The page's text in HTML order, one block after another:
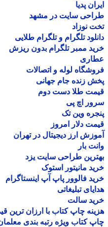
پدیا
سایت در مشهد
نوزاد
تلگرام و تلگرام طلایی
ممبر تلگرام بدون ریزش
لوله و اتصالات
زنده جام جهانی
طلا دست دوم
اچ پی
وین تک
دلار امروز
ارز دیجیتال در تهران
بار
طراحی سایت یزد
مانیتور استوک
فالوور پاپ آپ اینستاگرام
تبلیغاتی
سالت
چاپ کتاب با ارزان ترین قیمت
کتاب ویژه رتبه بندی معلمان